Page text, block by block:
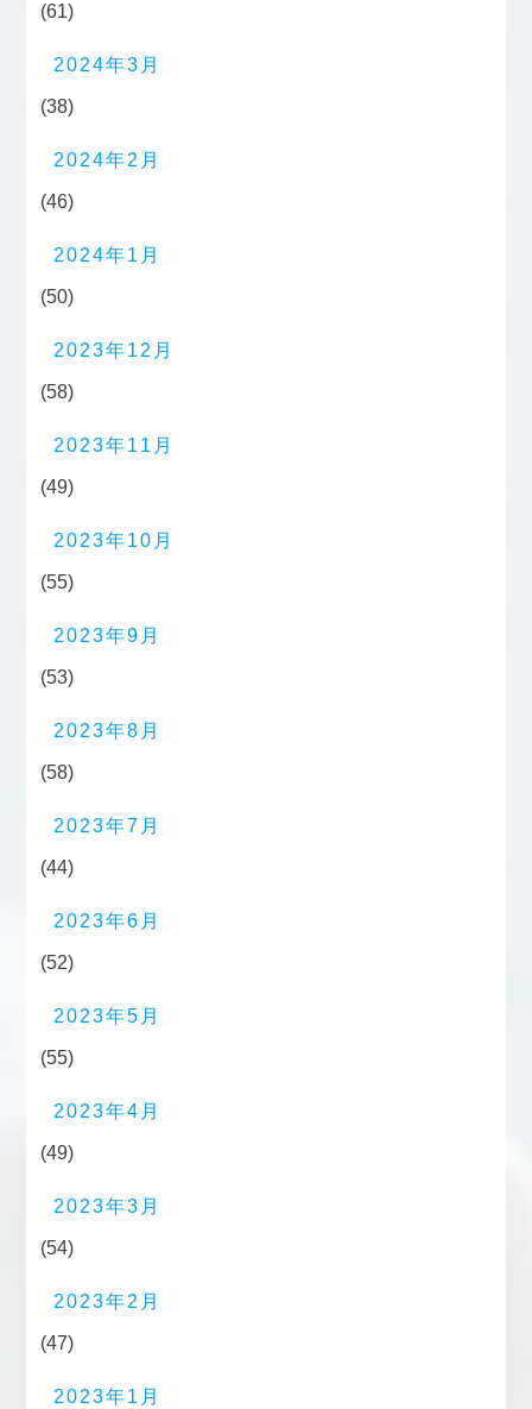
(61)
2024年3月
(38)
2024年2月
(46)
2024年1月
(50)
2023年12月
(58)
2023年11月
(49)
2023年10月
(55)
2023年9月
(53)
2023年8月
(58)
2023年7月
(44)
2023年6月
(52)
2023年5月
(55)
2023年4月
(49)
2023年3月
(54)
2023年2月
(47)
2023年1月